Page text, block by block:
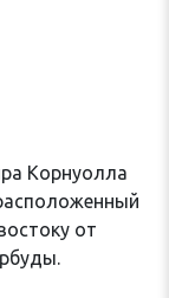
Корнуолла
от